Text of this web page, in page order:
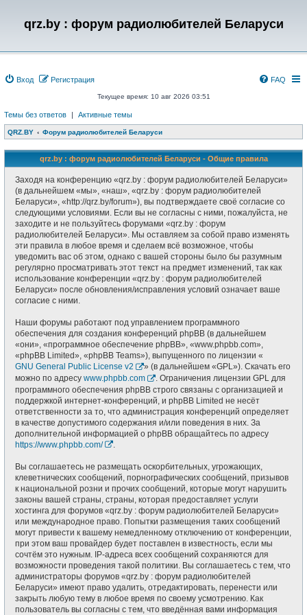
qrz.by : форум радиолюбителей Беларуси
Вход Регистрация FAQ
Текущее время: 10 авг 2026 03:51
Темы без ответов | Активные темы
QRZ.BY Форум радиолюбителей Беларуси
qrz.by : форум радиолюбителей Беларуси - Общие правила
Заходя на конференцию «qrz.by : форум радиолюбителей Беларуси»
(в дальнейшем «мы», «наш», «qrz.by : форум радиолюбителей
Беларуси», «http://qrz.by/forum»), вы подтверждаете своё согласие со
следующими условиями. Если вы не согласны с ними, пожалуйста, не
заходите и не пользуйтесь форумами «qrz.by : форум
радиолюбителей Беларуси». Мы оставляем за собой право изменять
эти правила в любое время и сделаем всё возможное, чтобы
уведомить вас об этом, однако с вашей стороны было бы разумным
регулярно просматривать этот текст на предмет изменений, так как
использование конференции «qrz.by : форум радиолюбителей
Беларуси» после обновления/исправления условий означает ваше
согласие с ними.
Наши форумы работают под управлением программного
обеспечения для создания конференций phpBB (в дальнейшем
«они», «программное обеспечение phpBB», «www.phpbb.com»,
«phpBB Limited», «phpBB Teams»), выпущенного по лицензии «
GNU General Public License v2
» (в дальнейшем «GPL»). Скачать его
можно по адресу www.phpbb.com
. Ограничения лицензии GPL для
программного обеспечения phpBB строго связаны с организацией и
поддержкой интернет-конференций, и phpBB Limited не несёт
ответственности за то, что администрация конференций определяет
в качестве допустимого содержания и/или поведения в них. За
дополнительной информацией о phpBB обращайтесь по адресу
https://www.phpbb.com/
Вы соглашаетесь не размещать оскорбительных, угрожающих,
клеветнических сообщений, порнографических сообщений, призывов
к национальной розни и прочих сообщений, которые могут нарушить
законы вашей страны, страны, которая предоставляет услуги
хостинга для форумов «qrz.by : форум радиолюбителей Беларуси»
или международное право. Попытки размещения таких сообщений
могут привести к вашему немедленному отключению от конференции,
при этом ваш провайдер будет поставлен в известность, если мы
сочтём это нужным. IP-адреса всех сообщений сохраняются для
возможности проведения такой политики. Вы соглашаетесь с тем, что
администраторы форумов «qrz.by : форум радиолюбителей
Беларуси» имеют право удалить, отредактировать, перенести или
закрыть любую тему в любое время по своему усмотрению. Как
пользователь вы согласны с тем, что введённая вами информация